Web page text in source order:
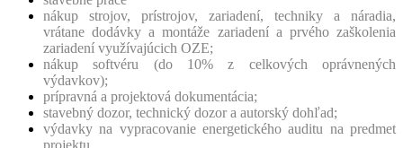
nákup strojov, prístrojov, zariadení, techniky a náradia,
vrátane dodávky a montáže zariadení a prvého zaškolenia
zariadení využívajúcich OZE;
nákup softvéru (do 10% z celkových oprávnených
výdavkov);
prípravná a projektová dokumentácia;
stavebný dozor, technický dozor a autorský dohľad;
výdavky na vypracovanie energetického auditu na predmet